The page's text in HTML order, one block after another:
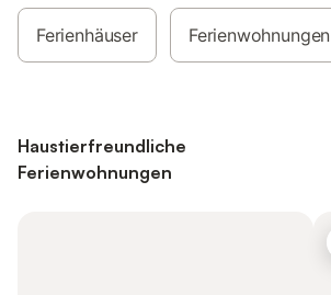
Ferienhäuser Ferienwohnungen
Haustierfreundliche
Ferienwohnungen